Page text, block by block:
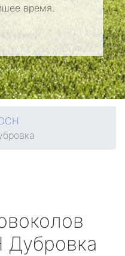
время.
Дубровка